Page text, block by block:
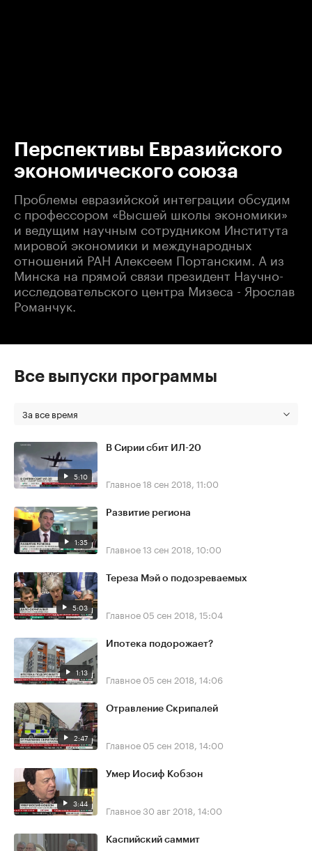
Перспективы Евразийского
экономического союза
Проблемы евразийской интеграции обсудим
с профессором «Высшей школы экономики»
и ведущим научным сотрудником Института
мировой экономики и международных
отношений РАН Алексеем Портанским. А из
Минска на прямой связи президент Научно-
исследовательского центра Мизеса - Ярослав
Романчук.
Все выпуски программы
За все время
5:10
В Сирии сбит ИЛ-20
Главное18 сен 2018, 11:00
1:35
Развитие региона
Главное13 сен 2018, 10:00
5:03
Тереза Мэй о подозреваемых
Главное 05 сен 2018, 15:04
1:13
Ипотека подорожает?
Главное 05 сен 2018, 14:06
2:47
Отравление Скрипалей
Главное 05 сен 2018, 14:00
3:44
Умер Иосиф Кобзон
Главное30 авг 2018, 14:00
Каспийский саммит